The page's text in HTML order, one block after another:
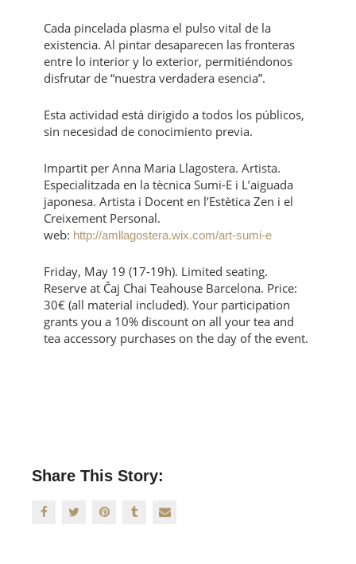
Cada pincelada plasma el pulso vital de la
existencia. Al pintar desaparecen las fronteras
entre lo interior y lo exterior, permitiéndonos
disfrutar de “nuestra verdadera esencia”.
Esta actividad está dirigido a todos los públicos,
sin necesidad de conocimiento previa.
Impartit per Anna Maria Llagostera. Artista.
Especialitzada en la tècnica Sumi-E i L’aiguada
japonesa. Artista i Docent en l’Estètica Zen i el
Creixement Personal.
web: http://amllagostera.wix.com/art-sumi-e
Friday, May 19 (17-19h). Limited seating.
Reserve at Čaj Chai Teahouse Barcelona. Price:
30€ (all material included). Your participation
grants you a 10% discount on all your tea and
tea accessory purchases on the day of the event.
Share This Story: